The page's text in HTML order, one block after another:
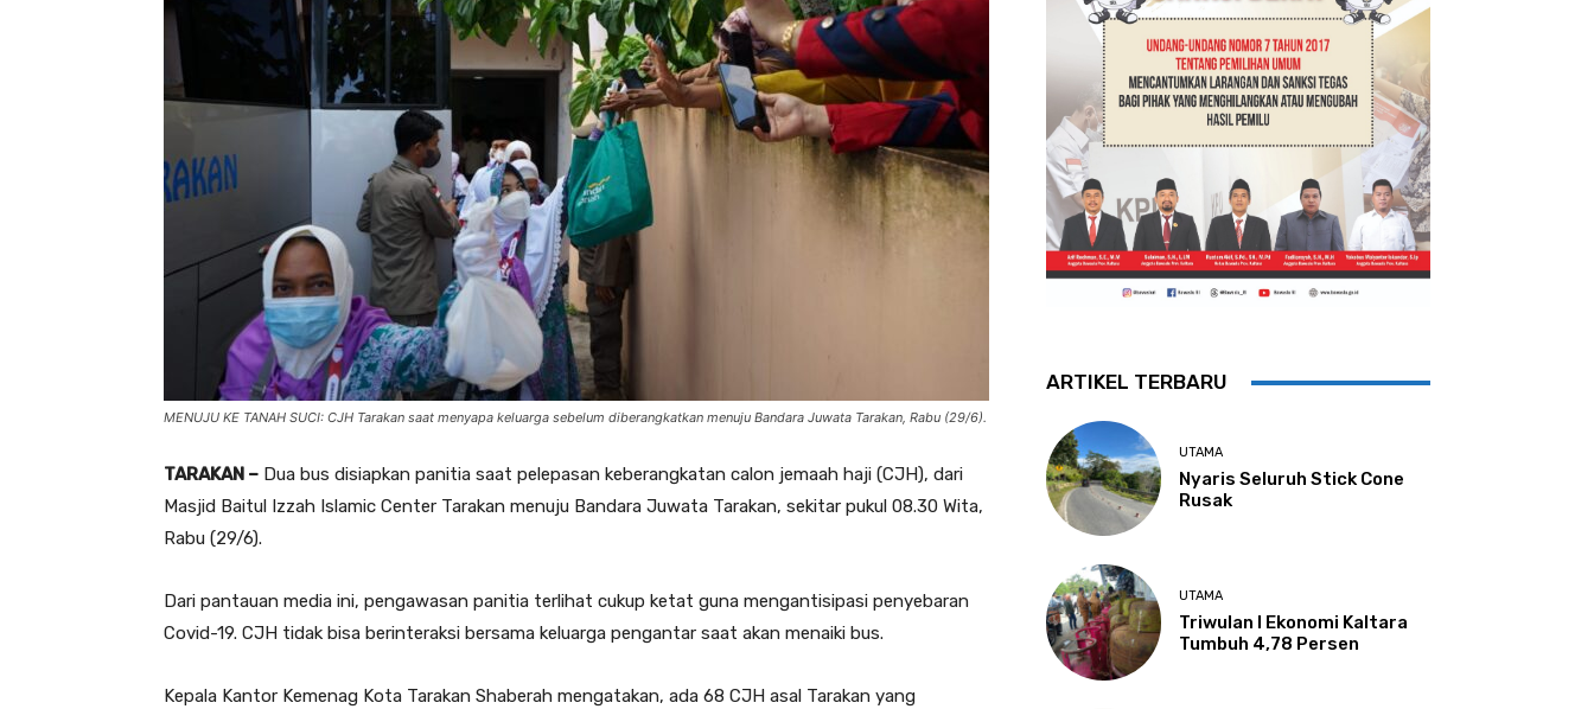
MENUJU KE TANAH SUCI: CJH Tarakan saat menyapa keluarga sebelum diberangkatkan menuju Bandara Juwata Tarakan, Rabu (29/6).
TARAKAN – Dua bus disiapkan panitia saat pelepasan keberangkatan calon jemaah haji (CJH), dari
Masjid Baitul Izzah Islamic Center Tarakan menuju Bandara Juwata Tarakan, sekitar pukul 08.30 Wita,
Rabu (29/6).
Dari pantauan media ini, pengawasan panitia terlihat cukup ketat guna mengantisipasi penyebaran
Covid-19. CJH tidak bisa berinteraksi bersama keluarga pengantar saat akan menaiki bus.
Kepala Kantor Kemenag Kota Tarakan Shaberah mengatakan, ada 68 CJH asal Tarakan yang
ARTIKEL TERBARU
UTAMA
Nyaris Seluruh Stick Cone
Rusak
UTAMA
Triwulan I Ekonomi Kaltara
Tumbuh 4,78 Persen